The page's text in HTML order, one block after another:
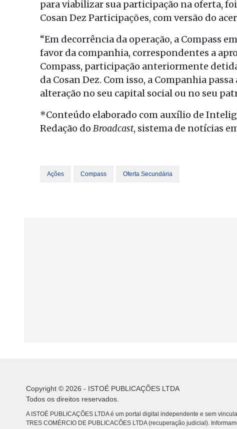
para viabilizar sua participação na oferta,
Cosan Dez Participações, com versão do
“Em decorrência da operação, a Compass
favor da companhia, correspondentes a
Compass, participação anteriormente
da Cosan Dez. Com isso, a Companhia
alteração no seu capital social ou no seu
*Conteúdo elaborado com auxílio de
Redação do Broadcast, sistema de notícias
Ações Compass Oferta Secundária
Copyright © 2026 - ISTOÉ PUBLICAÇÕES LTDA
Todos os direitos reservados.
A ISTOÉ PUBLICAÇÕES LTDA é um portal digital independente e sem
TRES COMÉRCIO DE PUBLICACÕES LTDA (recuperação judicial).